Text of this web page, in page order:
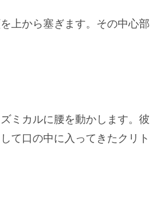
上から塞ぎます。その中心部
ミカルに腰を動かします。彼
て口の中に入ってきたクリト